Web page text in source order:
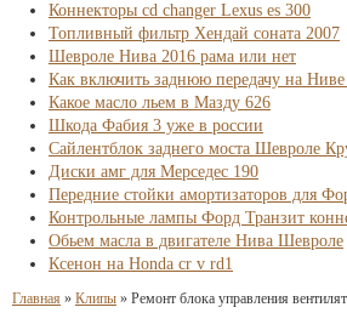
Коннекторы cd changer Lexus es 300
Топливный фильтр Хендай соната 2007
Шевроле Нива 2016 рама или нет
Как включить заднюю передачу на
Какое масло льем в Мазду 626
Шкода Фабия 3 уже в россии
Сайлентблок заднего моста Шевроле
Диски амг для Мерседес 190
Передние стойки амортизаторов для
Контрольные лампы Форд Транзит
Обьем масла в двигателе Нива Шевроле
Ксенон на Honda cr v rd1
Главная » Клипы » Ремонт блока управления